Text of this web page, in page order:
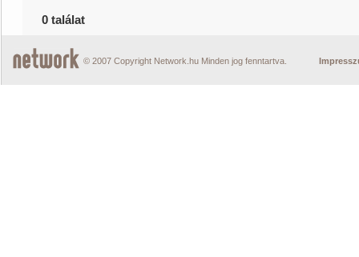
0 találat
© 2007 Copyright Network.hu Minden jog fenntartva.